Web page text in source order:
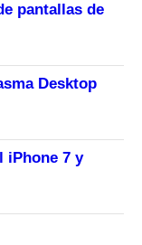
pantallas de
Desktop
iPhone 7 y